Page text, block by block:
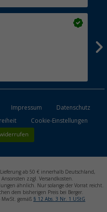
Impressum
Datenschutz
Cookie-Einstellungen
ab 50 € innerhalb Deutschland,
zzgl. Versandkosten.
ähnlich. Nur solange der Vorrat reicht.
dem bisherigen Preis bei Berger.
gemäß § 12 Abs. 3 Nr. 1 UStG